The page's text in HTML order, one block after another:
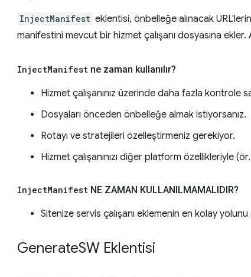
InjectManifest eklentisi, önbelleğe alınacak
manifestini mevcut bir hizmet çalışanı dosyasına
InjectManifest ne zaman kullanılır?
Hizmet çalışanınız üzerinde daha fazla kontrole
Dosyaları önceden önbelleğe almak istiyorsanız.
Rotayı ve stratejileri özelleştirmeniz gerekiyor.
Hizmet çalışanınızı diğer platform özellikleriyle (ör.
InjectManifest NE ZAMAN KULLANILMAMALIDIR?
Sitenize servis çalışanı eklemenin en kolay yolunu
GenerateSW Eklentisi